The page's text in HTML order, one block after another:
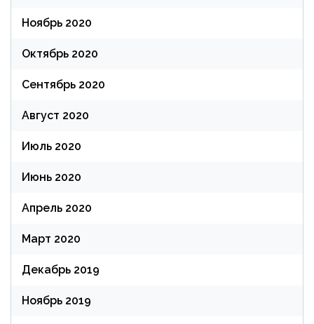
Ноябрь 2020
Октябрь 2020
Сентябрь 2020
Август 2020
Июль 2020
Июнь 2020
Апрель 2020
Март 2020
Декабрь 2019
Ноябрь 2019